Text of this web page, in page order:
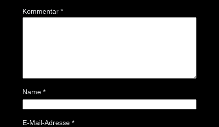
Kommentar *
Name *
E-Mail-Adresse *